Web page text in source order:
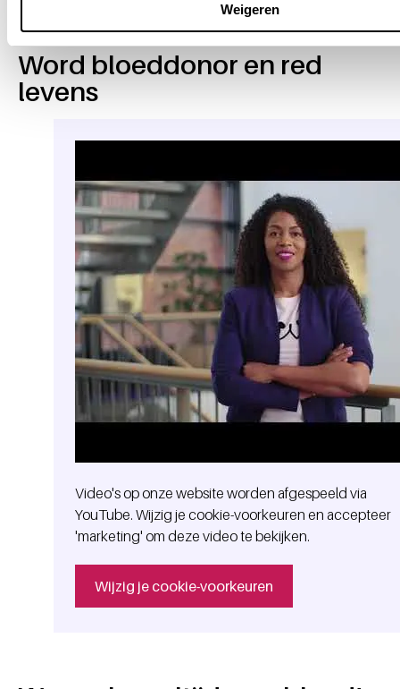
Weigeren
Word bloeddonor en red
levens
Video's op onze website worden afgespeeld via
YouTube. Wijzig je cookie-voorkeuren en accepteer
'marketing' om deze video te bekijken.
Wijzig je cookie-voorkeuren